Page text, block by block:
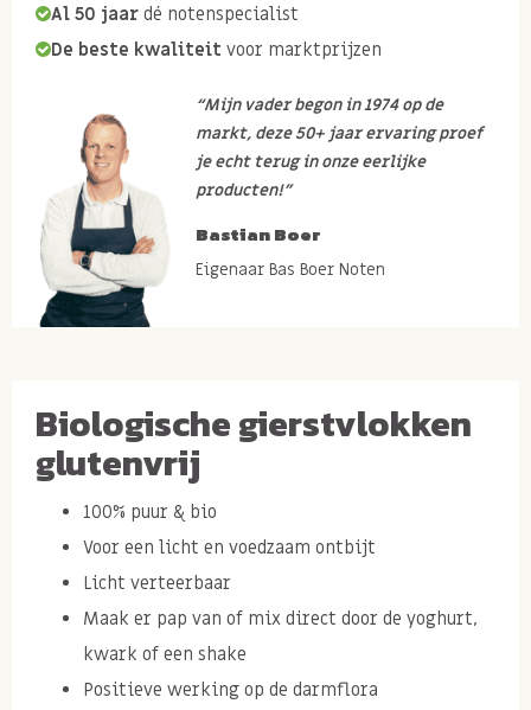
Al 50 jaar dé notenspecialist
De beste kwaliteit voor marktprijzen
“Mijn vader begon in 1974 op de
markt, deze 50+ jaar ervaring proef
je echt terug in onze eerlijke
producten!”
Bastian Boer
Eigenaar Bas Boer Noten
Biologische gierstvlokken
glutenvrij
100% puur & bio
Voor een licht en voedzaam ontbijt
Licht verteerbaar
Maak er pap van of mix direct door de yoghurt,
kwark of een shake
Positieve werking op de darmflora